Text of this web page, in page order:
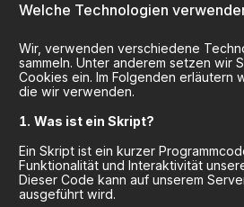
Welche Technologien
Wir, verwenden verschiedene
sammeln. Unter anderem setzen wir
Cookies ein. Im Folgenden erläutern
die wir verwenden.
Was ist ein Skript?
Ein Skript ist ein kurzer
Funktionalität und Interaktivität
Dieser Code kann auf unserem
ausgeführt wird.